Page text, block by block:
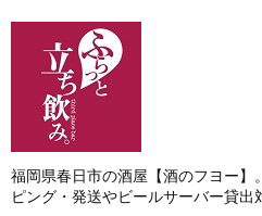
福岡県春日市の酒屋【酒のフヨー】
ピング・発送やビールサーバー貸出